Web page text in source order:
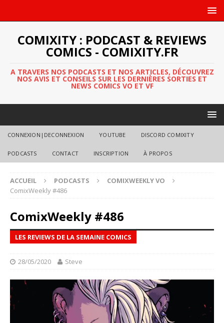
COMIXITY : PODCAST & REVIEWS
COMICS - COMIXITY.FR
A TRAVERS NOS PODCASTS ET NOS ARTICLES, DÉCOUVREZ
NOS AVIS ET CONSEILS SUR LES DERNIÈRES SORTIES ET
NEWS COMICS VO ET VF
CONNEXION|DECONNEXION YOUTUBE DISCORD COMIXITY
PODCASTS CONTACT INSCRIPTION À PROPOS
ACCUEIL PODCASTS
COMIXWEEKLY VO
ComixWeekly #486
ComixWeekly #486
LES REVIEWS DE LA SEMAINE COMICS
28/05/2020 Steve